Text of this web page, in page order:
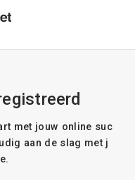
met jouw online suc
aan de slag met j